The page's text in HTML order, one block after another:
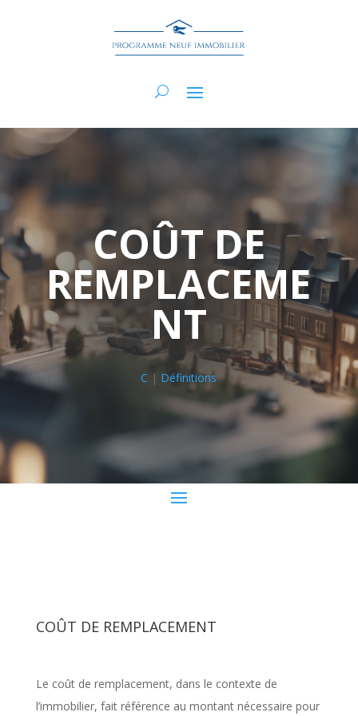
COÛT DE
REMPLACEME
NT
C | Définitions
COÛT DE REMPLACEMENT
Le coût de remplacement, dans le contexte de
l’immobilier, fait référence au montant nécessaire pour